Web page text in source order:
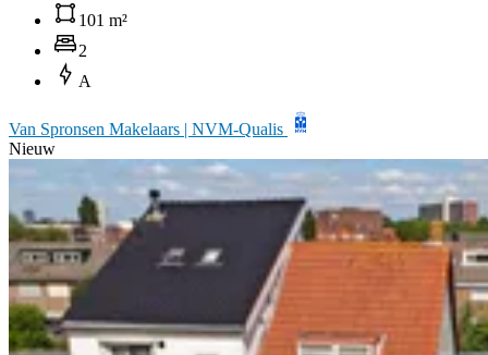
101 m²
2
A
Van Spronsen Makelaars | NVM-Qualis
Nieuw